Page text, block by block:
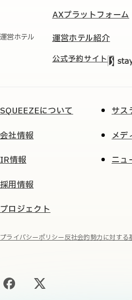
AXプラットフォーム
運営ホテル 運営ホテル紹介
公式予約サイト
SQUEEZEについて
会社情報
IR情報
採用情報
プロジェクト
サス
メデ
ニュ
プライバシーポリシー反社会的勢力に対する